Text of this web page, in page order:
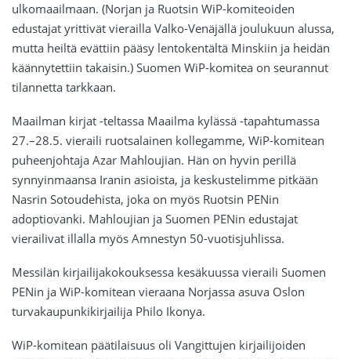
ulkomaailmaan. (Norjan ja Ruotsin WiP-komiteoiden
edustajat yrittivät vierailla Valko-Venäjällä joulukuun alussa,
mutta heiltä evättiin pääsy lentokentältä Minskiin ja heidän
käännytettiin takaisin.) Suomen WiP-komitea on seurannut
tilannetta tarkkaan.
Maailman kirjat -teltassa Maailma kylässä -tapahtumassa
27.–28.5. vieraili ruotsalainen kollegamme, WiP-komitean
puheenjohtaja Azar Mahloujian. Hän on hyvin perillä
synnyinmaansa Iranin asioista, ja keskustelimme pitkään
Nasrin Sotoudehista, joka on myös Ruotsin PENin
adoptiovanki. Mahloujian ja Suomen PENin edustajat
vierailivat illalla myös Amnestyn 50-vuotisjuhlissa.
Messilän kirjailijakokouksessa kesäkuussa vieraili Suomen
PENin ja WiP-komitean vieraana Norjassa asuva Oslon
turvakaupunkikirjailija Philo Ikonya.
WiP-komitean päätilaisuus oli Vangittujen kirjailijoiden